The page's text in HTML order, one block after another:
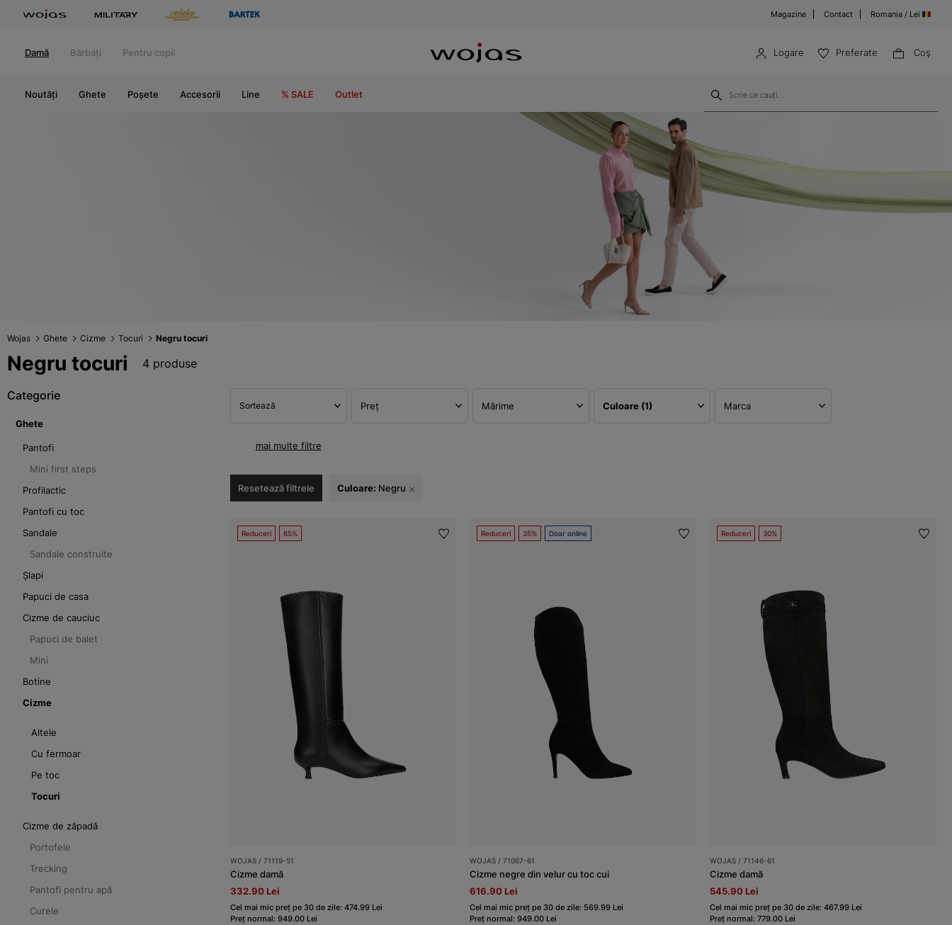
Magazine Contact Romania / Lei
Damă Bărbați Pentru copii Logare Preferate Coş
Noutăți Ghete Poșete Accesorii Line % SALE Outlet
Wojas Ghete Cizme Tocuri Negru tocuri
Negru tocuri 4 produse
Categorie
Ghete
Pantofi
Mini first steps
Profilactic
Pantofi cu toc
Sandale
Sandale construite
Șlapi
Papuci de casa
Cizme de cauciuc
Papuci de balet
Mini
Botine
Cizme
Altele
Cu fermoar
Pe toc
Tocuri
Cizme de zăpadă
Portofele
Trecking
Pantofi pentru apă
Curele
Sortează Preț Mărime Culoare (1) Marca
mai multe filtre
Resetează filtrele Culoare: Negru
Reduceri 65%
WOJAS / 71119-51
Cizme damă
332.90 Lei
Cel mai mic preț pe 30 de zile: 474.99 Lei
Preț normal: 949.00 Lei
Reduceri 35% Doar online
WOJAS / 71067-61
Cizme negre din velur cu toc cui
616.90 Lei
Cel mai mic preț pe 30 de zile: 569.99 Lei
Preț normal: 949.00 Lei
Reduceri 30%
WOJAS / 71146-61
Cizme damă
545.90 Lei
Cel mai mic preț pe 30 de zile: 467.99 Lei
Preț normal: 779.00 Lei